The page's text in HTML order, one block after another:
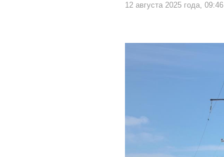
12 августа 2025 года, 09:46